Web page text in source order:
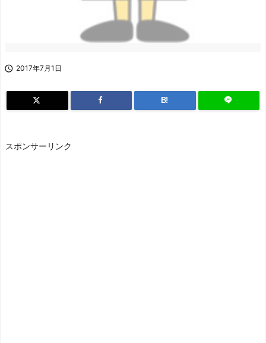
 2017年7月1日
B!
スポンサーリンク